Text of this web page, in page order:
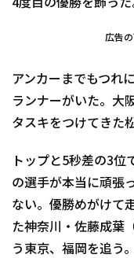
4度目の優勝を飾った
広告
アンカーまでもつれ
ランナーがいた。大
タスキをつけてきた
トップと5秒差の3
の選手が本当に頑張
ない。優勝めがけて
た神奈川・佐藤成葉
う東京、福岡を追う